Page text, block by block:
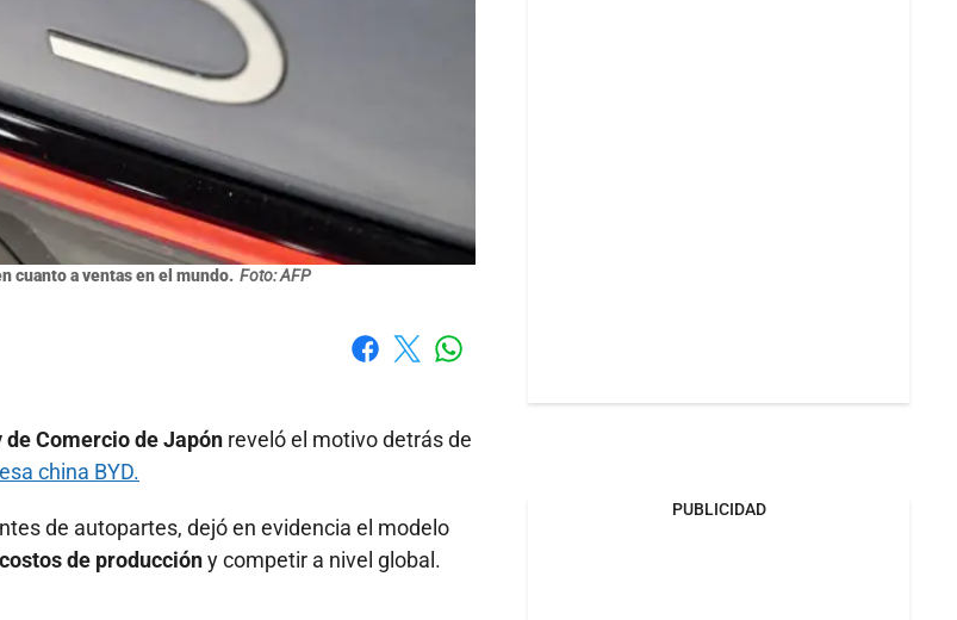
cuanto a ventas en el mundo. Foto: AFP
Comercio de Japón reveló el motivo detrás de
china BYD.
de autopartes, dejó en evidencia el modelo
de produccióny competir a nivel global.
PUBLICIDAD